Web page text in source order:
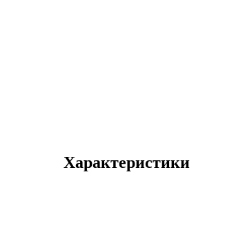
Характеристики